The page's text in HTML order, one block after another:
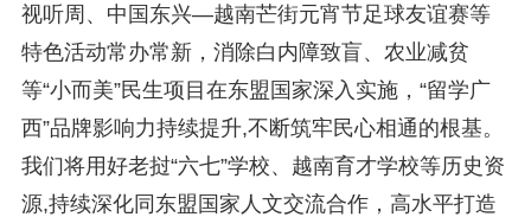
视听周、中国东兴—越南芒街元宵节足球友谊赛等
特色活动常办常新，消除白内障致盲、农业减贫
等“小而美”民生项目在东盟国家深入实施，“留学广
西”品牌影响力持续提升,不断筑牢民心相通的根基。
我们将用好老挝“六七”学校、越南育才学校等历史资
源,持续深化同东盟国家人文交流合作，高水平打造